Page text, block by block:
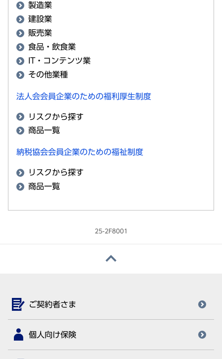
製造業
建設業
販売業
食品・飲食業
IT・コンテンツ業
その他業種
法人会会員企業のための福利厚生制度
リスクから探す
商品一覧
納税協会会員企業のための福祉制度
リスクから探す
商品一覧
25-2F8001
ご契約者さま
個人向け保険